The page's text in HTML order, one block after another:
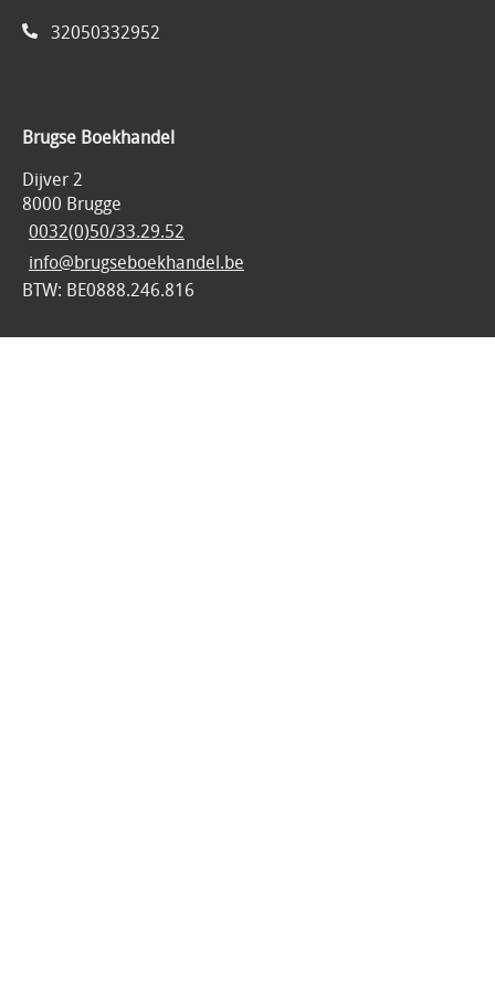
32050332952
Brugse Boekhandel
Dijver 2
8000 Brugge
0032(0)50/33.29.52
info@brugseboekhandel.be
BTW: BE0888.246.816